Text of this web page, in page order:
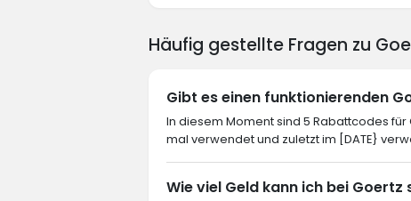
Häufig gestellte Fragen zu
Gibt es einen funktionierenden
In diesem Moment sind 5 Rabattcodes
mal verwendet und zuletzt im [DATE}
Wie viel Geld kann ich bei Goertz